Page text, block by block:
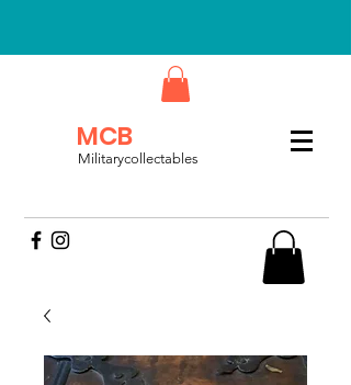
MCB
Militarycollectables